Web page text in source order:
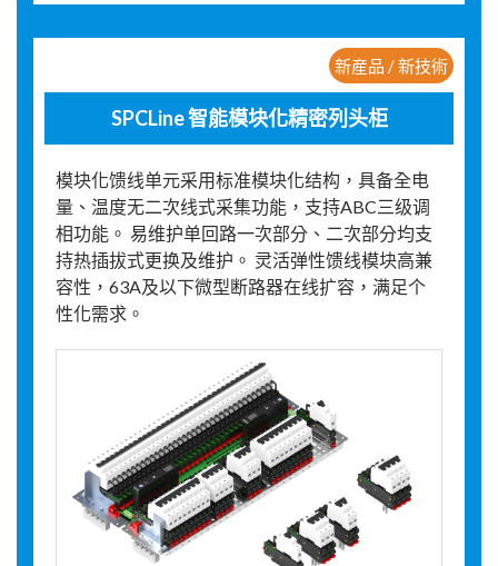
新産品 / 新技術
SPCLine 智能模块化精密列头柜
模块化馈线单元采用标准模块化结构，具备全电
量、温度无二次线式采集功能，支持ABC三级调
相功能。 易维护单回路一次部分、二次部分均支
持热插拔式更换及维护。 灵活弹性馈线模块高兼
容性，63A及以下微型断路器在线扩容，满足个
性化需求。